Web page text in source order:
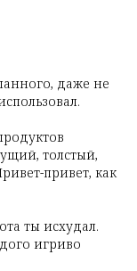
даже не
толстый,
привет, как
ты исхудал.
игриво